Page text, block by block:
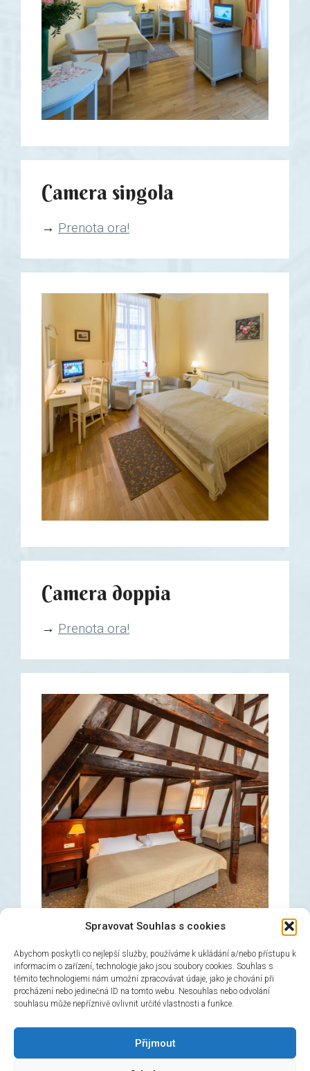
Spravovat Souhlas s cookies
Abychom poskytli co nejlepší služby, používáme k ukládání a/nebo přístupu k
informacím o zařízení, technologie jako jsou soubory cookies. Souhlas s
těmito technologiemi nám umožní zpracovávat údaje, jako je chování při
procházení nebo jedinečná ID na tomto webu. Nesouhlas nebo odvolání
souhlasu může nepříznivě ovlivnit určité vlastnosti a funkce.
Přijmout
Camera singola
→ Prenota ora!
Camera doppia
→ Prenota ora!
Camera tripla
→Prenota ora!